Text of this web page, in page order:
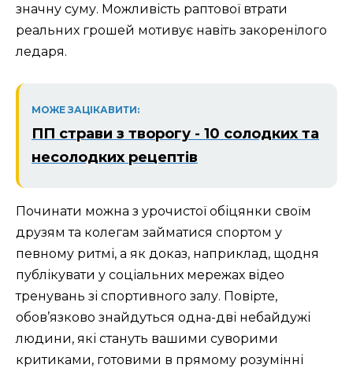
значну суму. Можливість раптової втрати
реальних грошей мотивує навіть закоренілого
ледаря.
МОЖЕ ЗАЦІКАВИТИ:
ПП страви з творогу - 10 солодких та
несолодких рецептів
Починати можна з урочистої обіцянки своїм
друзям та колегам займатися спортом у
певному ритмі, а як доказ, наприклад, щодня
публікувати у соціальних мережах відео
тренувань зі спортивного залу. Повірте,
обов’язково знайдуться одна-дві небайдужі
людини, які стануть вашими суворими
критиками, готовими в прямому розумінні